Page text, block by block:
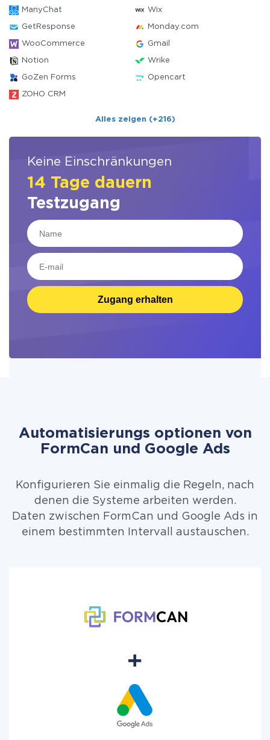
ManyChat Wix
GetResponse Monday.com
WooCommerce Gmail
Notion Wrike
GoZen Forms Opencart
ZOHO CRM
Alles zeigen (+216)
Keine Einschränkungen
14 Tage dauern
Testzugang
Zugang erhalten
Automatisierungs optionen von
FormCan und Google Ads
Konfigurieren Sie einmalig die Regeln, nach
denen die Systeme arbeiten werden.
Daten zwischen FormCan und Google Ads in
einem bestimmten Intervall austauschen.